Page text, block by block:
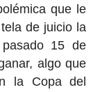
que le
de juicio la
15 de
algo que
la Copa del